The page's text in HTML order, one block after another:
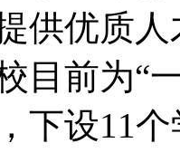
供优质
目前为“
下设11